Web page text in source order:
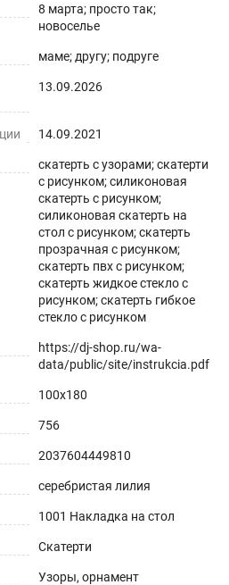
Вы можете увидеть в
8 марта; просто так;
новоселье
маме; другу; подруге
13.09.2026
14.09.2021
скатерть с узорами; скатерти
с рисунком; силиконовая
скатерть с рисунком;
силиконовая скатерть на
стол с рисунком; скатерть
прозрачная с рисунком;
скатерть пвх с рисунком;
скатерть жидкое стекло с
рисунком; скатерть гибкое
стекло с рисунком
https://dj-shop.ru/wa-
data/public/site/instrukcia.pdf
100x180
756
2037604449810
серебристая лилия
1001 Накладка на стол
Скатерти
Узоры, орнамент